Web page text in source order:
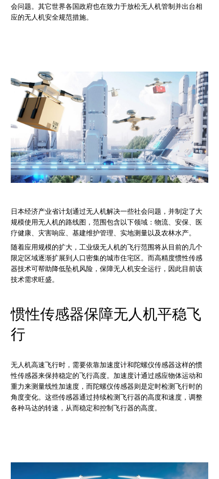
会问题。其它世界各国政府也在致力于放松无人机管制并出台相
应的无人机安全规范措施。
日本经济产业省计划通过无人机解决一些社会问题，并制定了大
规模使用无人机的路线图，范围包含以下领域：物流、安保、医
疗健康、灾害响应、基建维护管理、实地测量以及农林水产。
随着应用规模的扩大，工业级无人机的飞行范围将从目前的几个
限定区域逐渐扩展到人口密集的城市住宅区。而高精度惯性传感
器技术可帮助降低坠机风险，保障无人机安全运行，因此目前该
技术需求旺盛。
惯性传感器保障无人机平稳飞
行
无人机高速飞行时，需要依靠加速度计和陀螺仪传感器这样的惯
性传感器来保持稳定的飞行高度。加速度计通过感应物体运动和
重力来测量线性加速度，而陀螺仪传感器则是定时检测飞行时的
角度变化。这些传感器通过持续检测飞行器的高度和速度，调整
各种马达的转速，从而稳定和控制飞行器的高度。